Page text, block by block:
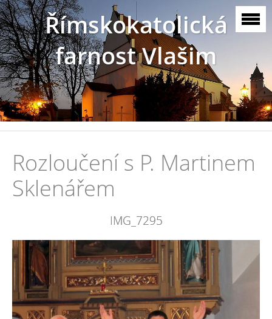
Římskokatolická
farnost Vlašim
Rozloučení s P. Martinem
Sklenářem
IMG_7295